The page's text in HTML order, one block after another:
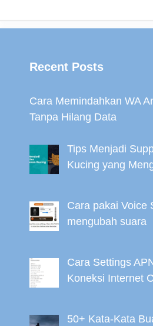
Recent Posts
Cara Memindahkan WA
Tanpa Hilang Data
Tips Menjadi
Kucing yang
Cara pakai Voice
mengubah suara
Cara Settings
Koneksi Internet
50+ Kata-Kata